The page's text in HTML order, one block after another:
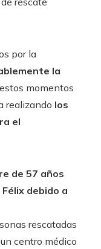
por la
la
momentos
realizando los
el
de 57 años
debido a
rescatadas
centro médico